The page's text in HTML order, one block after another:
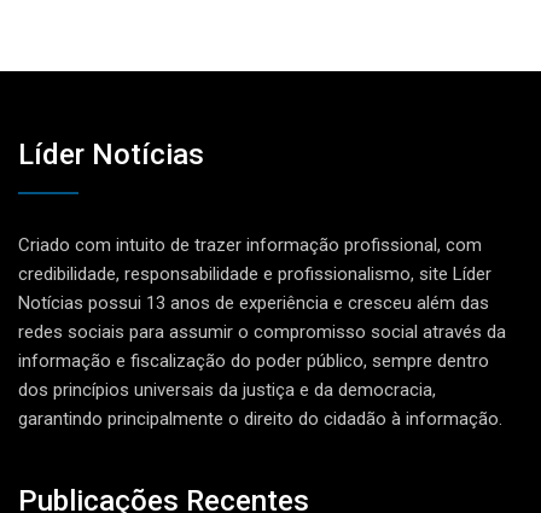
Líder Notícias
Criado com intuito de trazer informação profissional, com
credibilidade, responsabilidade e profissionalismo, site Líder
Notícias possui 13 anos de experiência e cresceu além das
redes sociais para assumir o compromisso social através da
informação e fiscalização do poder público, sempre dentro
dos princípios universais da justiça e da democracia,
garantindo principalmente o direito do cidadão à informação.
Publicações Recentes